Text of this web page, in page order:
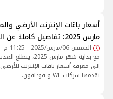
أسعار باقات الإنترنت الأرضي
مارس 2025: تفاصيل كاملة عن العروض
الخميس 06/مارس/2025 - 11:25 م
مع بداية شهر مارس
إلى معرفة أسعار باقات الإنترنت للأرضي
تقدمها شركات WE و فودافون.